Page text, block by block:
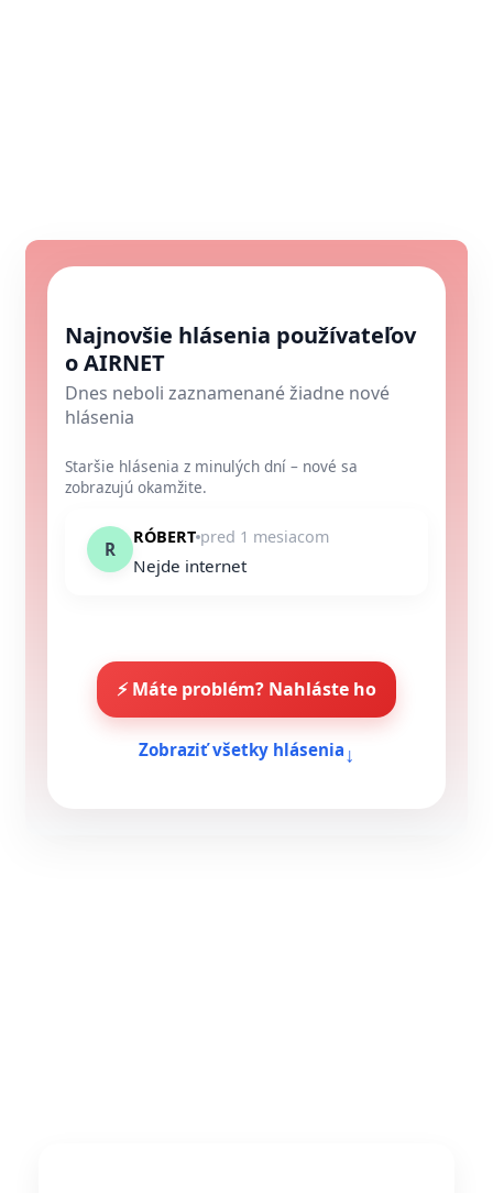
Najnovšie hlásenia používateľov
o AIRNET
Dnes neboli zaznamenané žiadne nové
hlásenia
Staršie hlásenia z minulých dní – nové sa
zobrazujú okamžite.
R
RÓBERT pred 1 mesiacom
Nejde internet
⚡ Máte problém? Nahláste ho
Zobraziť všetky hlásenia ↓